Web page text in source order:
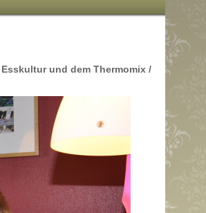
und dem Thermomix /